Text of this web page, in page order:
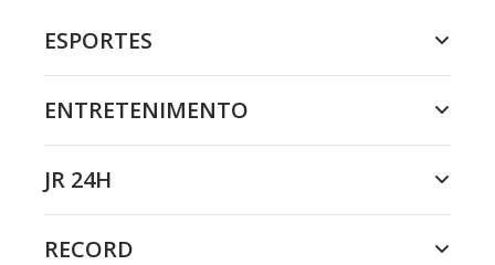
ESPORTES
ENTRETENIMENTO
JR 24H
RECORD